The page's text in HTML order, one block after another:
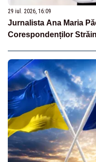
29 iul. 2026, 16:09
Jurnalista Ana Maria
Corespondenților